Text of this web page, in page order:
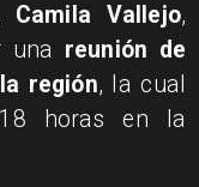
Camila Vallejo,
una reunión de
región, la cual
horas en la